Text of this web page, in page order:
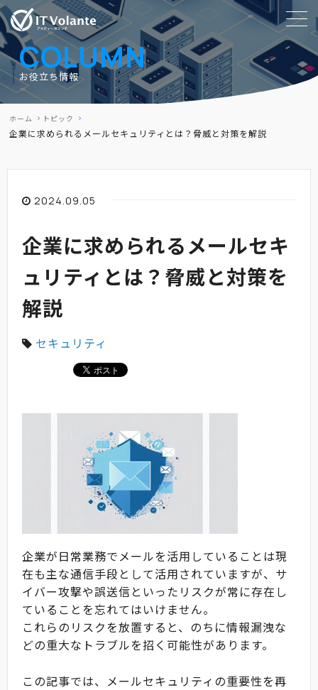
COLUMN
お役立ち情報
ホーム トピック
企業に求められるメールセキュリティとは？脅威と対策を解説
2024.09.05
企業に求められるメールセキ
ュリティとは？脅威と対策を
解説
セキュリティ
企業が日常業務でメールを活用していることは現
在も主な通信手段として活用されていますが、サ
イバー攻撃や誤送信といったリスクが常に存在し
ていることを忘れてはいけません。
これらのリスクを放置すると、のちに情報漏洩な
どの重大なトラブルを招く可能性があります。
この記事では、メールセキュリティの重要性を再